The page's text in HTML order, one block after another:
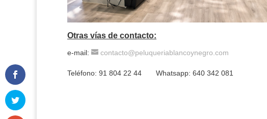
Otras vías de contacto:
e-mail: contacto@peluqueriablancoynegro.com
Teléfono: 91 804 22 44 Whatsapp: 640 342 081